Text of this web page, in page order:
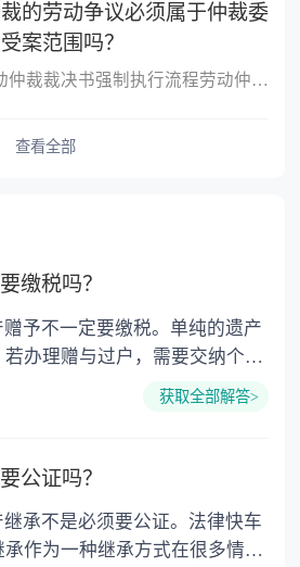
的劳动争议必须属于仲裁委
案范围吗？
一、劳动仲裁裁决书强制执行流程劳动仲裁裁决书强制执行流程如下：1
查看全部
缴税吗？
办理赠与过户，需要交纳个人
公证费。赠与过户是没有增值税
1. 公证费：按房
估价的0.05%缴纳 4. 土
房屋产权登记费：
获取全部解答>
公证吗？
作为一种继承方式在很多情况